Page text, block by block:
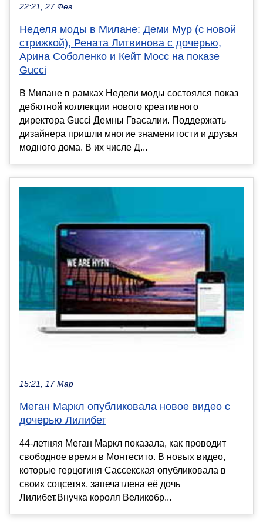
22:21, 27 Фев
Неделя моды в Милане: Деми Мур (с новой
стрижкой), Рената Литвинова с дочерью,
Арина Соболенко и Кейт Мосс на показе
Gucci
В Милане в рамках Недели моды состоялся показ
дебютной коллекции нового креативного
директора Gucci Демны Гвасалии. Поддержать
дизайнера пришли многие знаменитости и друзья
модного дома. В их числе Д...
15:21, 17 Мар
Меган Маркл опубликовала новое видео с
дочерью Лилибет
44-летняя Меган Маркл показала, как проводит
свободное время в Монтесито. В новых видео,
которые герцогиня Сассекская опубликовала в
своих соцсетях, запечатлена её дочь
Лилибет.Внучка короля Великобр...